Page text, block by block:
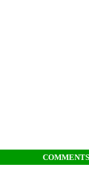
COMMENTS